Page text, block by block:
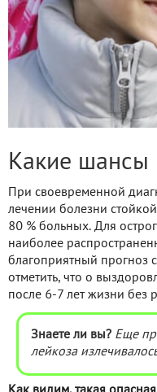
Какие шансы
При своевременной
лечении болезни
80 % больных. Для
наиболее
благоприятный прогноз
отметить, что о
после 6-7 лет жизни без
Знаете ли вы? Еще
лейкоза